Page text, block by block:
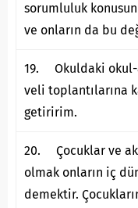
sorumluluk
ve onların da bu
19. Okuldaki okul-
veli toplantılarına
getiririm.
20. Çocuklar ve
olmak onların iç
demektir.